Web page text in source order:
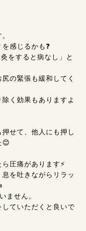
感じるかも❓
をすると病なし」と
の緊張も緩和してく
く効果もありますよ
せて、他人にも押し
😊
圧痛があります⚡
を吐きながらリラッ
ません。
ていただくと良いで